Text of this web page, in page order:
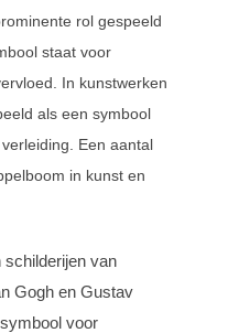
rol gespeeld
staat voor
In kunstwerken
als een symbool
Een aantal
in kunst en
schilderijen van
Gogh en Gustav
voor